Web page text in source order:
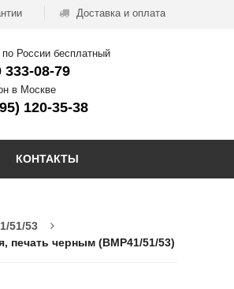
Доставка и оплата
по России бесплатный
333-08-79
в Москве
120-35-38
КОНТАКТЫ
51/53
печать черным (BMP41/51/53)